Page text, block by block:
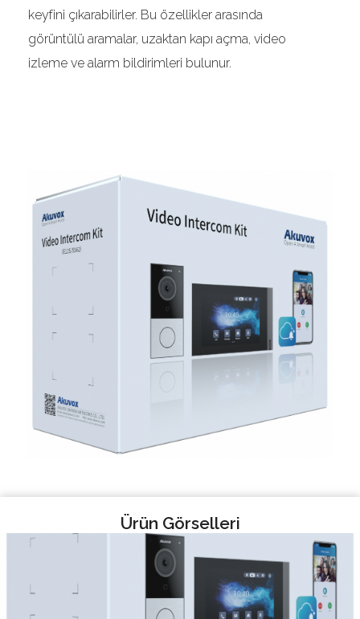
keyfini çıkarabilirler. Bu özellikler arasında
görüntülü aramalar, uzaktan kapı açma, video
izleme ve alarm bildirimleri bulunur.
Ürün Görselleri